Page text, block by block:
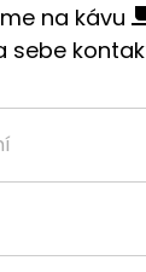
na kávu
sebe